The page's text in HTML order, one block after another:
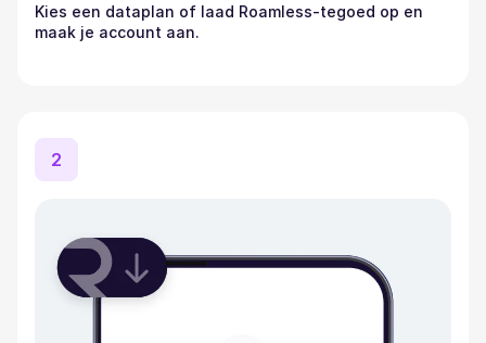
Kies een dataplan of laad Roamless-tegoed op en
maak je account aan.
2